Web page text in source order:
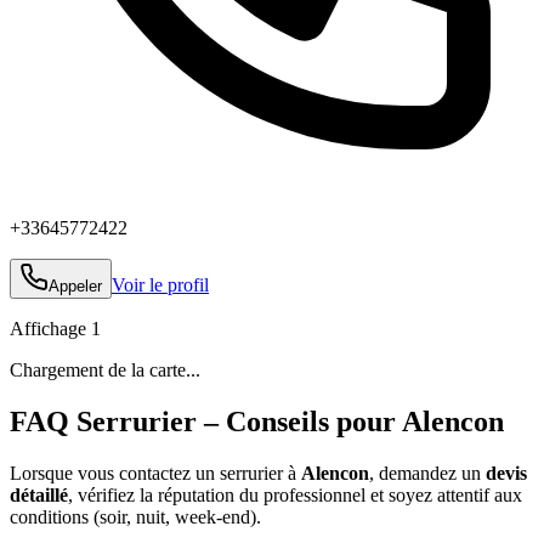
+33645772422
Appeler Voir le profil
Affichage 1
Chargement de la carte...
FAQ Serrurier – Conseils pour Alencon
Lorsque vous contactez un serrurier à Alencon, demandez un devis
détaillé, vérifiez la réputation du professionnel et soyez attentif aux
conditions (soir, nuit, week‑end).